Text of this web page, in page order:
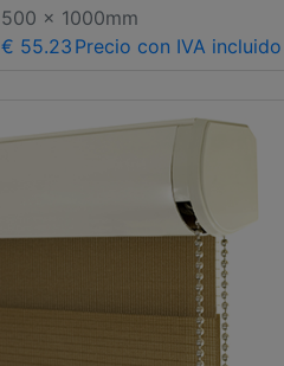
500 x 1000mm
€ 55.23 Precio con IVA incluido